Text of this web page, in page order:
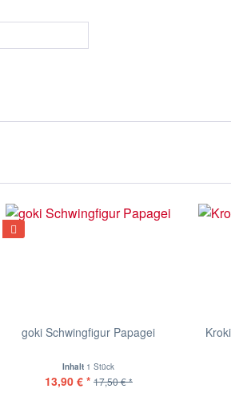
goki Schwingfigur Papagei
Inhalt 1 Stück
13,90 € * 17,50 € *